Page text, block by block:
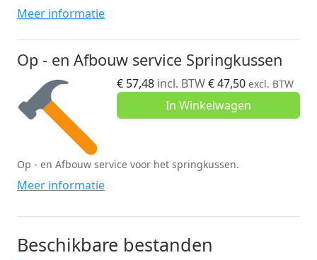
Meer informatie
Op - en Afbouw service Springkussen
€ 57,48 incl. BTW€47,50 excl. BTW
In Winkelwagen
Op - en Afbouw service voor het springkussen.
Meer informatie
Beschikbare bestanden